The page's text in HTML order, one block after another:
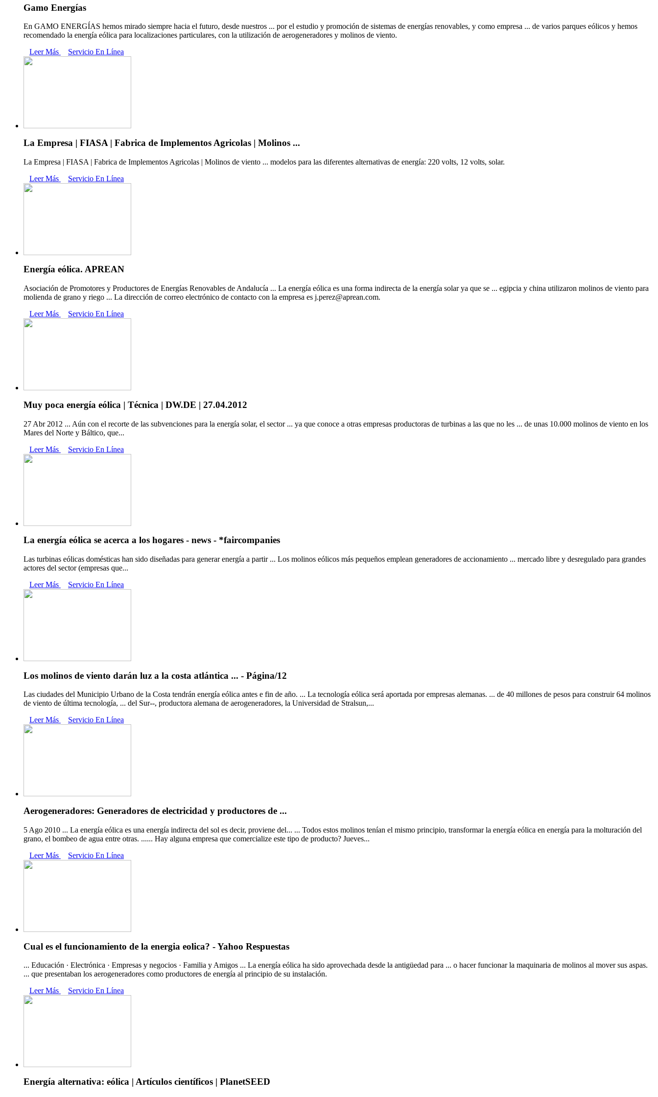
Gamo Energías
En GAMO ENERGÍAS hemos mirado siempre hacia el futuro, desde nuestros ... por el estudio y promoción de sistemas de energías renovables, y como empresa ... de varios parques eólicos y hemos
recomendado la energía eólica para localizaciones particulares, con la utilización de aerogeneradores y molinos de viento.
Leer Más
Servicio En Línea
La Empresa | FIASA | Fabrica de Implementos Agricolas | Molinos ...
La Empresa | FIASA | Fabrica de Implementos Agricolas | Molinos de viento ... modelos para las diferentes alternativas de energía: 220 volts, 12 volts, solar.
Leer Más
Servicio En Línea
Energía eólica. APREAN
Asociación de Promotores y Productores de Energías Renovables de Andalucía ... La energía eólica es una forma indirecta de la energía solar ya que se ... egipcia y china utilizaron molinos de viento para
molienda de grano y riego ... La dirección de correo electrónico de contacto con la empresa es j.perez@aprean.com.
Leer Más
Servicio En Línea
Muy poca energía eólica | Técnica | DW.DE | 27.04.2012
27 Abr 2012 ... Aún con el recorte de las subvenciones para la energía solar, el sector ... ya que conoce a otras empresas productoras de turbinas a las que no les ... de unas 10.000 molinos de viento en los
Mares del Norte y Báltico, que...
Leer Más
Servicio En Línea
La energía eólica se acerca a los hogares - news - *faircompanies
Las turbinas eólicas domésticas han sido diseñadas para generar energía a partir ... Los molinos eólicos más pequeños emplean generadores de accionamiento ... mercado libre y desregulado para grandes
actores del sector (empresas que...
Leer Más
Servicio En Línea
Los molinos de viento darán luz a la costa atlántica ... - Página/12
Las ciudades del Municipio Urbano de la Costa tendrán energía eólica antes e fin de año. ... La tecnología eólica será aportada por empresas alemanas. ... de 40 millones de pesos para construir 64 molinos
de viento de última tecnología, ... del Sur--, productora alemana de aerogeneradores, la Universidad de Stralsun,...
Leer Más
Servicio En Línea
Aerogeneradores: Generadores de electricidad y productores de ...
5 Ago 2010 ... La energía eólica es una energía indirecta del sol es decir, proviene del... ... Todos estos molinos tenían el mismo principio, transformar la energía eólica en energía para la molturación del
grano, el bombeo de agua entre otras. ...... Hay alguna empresa que comercialize este tipo de producto? Jueves...
Leer Más
Servicio En Línea
Cual es el funcionamiento de la energia eolica? - Yahoo Respuestas
... Educación · Electrónica · Empresas y negocios · Familia y Amigos ... La energía eólica ha sido aprovechada desde la antigüedad para ... o hacer funcionar la maquinaria de molinos al mover sus aspas.
... que presentaban los aerogeneradores como productores de energía al principio de su instalación.
Leer Más
Servicio En Línea
Energía alternativa: eólica | Artículos científicos | PlanetSEED